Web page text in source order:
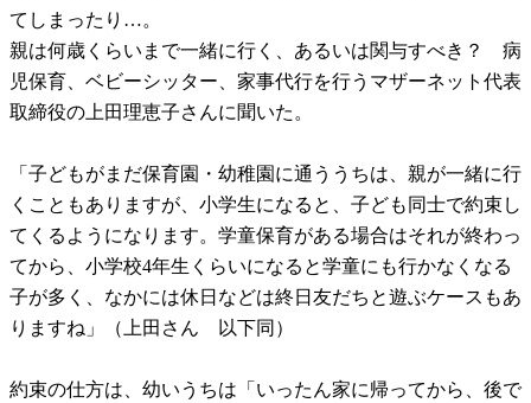
てしまったり…。
親は何歳くらいまで一緒に行く、あるいは関与すべき？ 病
児保育、ベビーシッター、家事代行を行うマザーネット代表
取締役の上田理恵子さんに聞いた。
「子どもがまだ保育園・幼稚園に通ううちは、親が一緒に行
くこともありますが、小学生になると、子ども同士で約束し
てくるようになります。学童保育がある場合はそれが終わっ
てから、小学校4年生くらいになると学童にも行かなくなる
子が多く、なかには休日などは終日友だちと遊ぶケースもあ
りますね」（上田さん 以下同）
約束の仕方は、幼いうちは「いったん家に帰ってから、後で